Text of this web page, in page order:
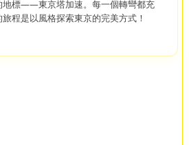
地標——東京塔加速。每一個轉彎都充
程是以風格探索東京的完美方式！